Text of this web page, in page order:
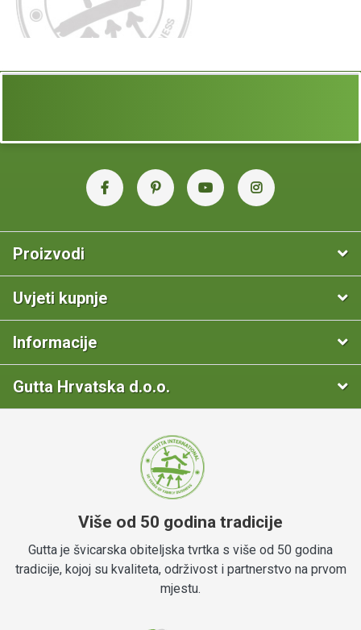
plastenicima (uz BONUS savjete)
Kvaliteta izrade idugotrajnost su glavne točke koje ističu
startu jeftiniji, ali nude pokrov od slabih plastičnih folija ili
izrađenu odčeličnih, vruće pocinčanih profilakoji
osiguravaju čvrstoću,
otpornost na hrđu dug vijek trajanja
Pokrov je od UV otpornihpolikarbonatnih ploča debljine 4 ili
– ploče pružaju povećanu toplinsku izolaciju i
mraza.
U ponudi imamo četiri dimenzije – od manjih hobi plastenika
za vrt u dimenziji od 2×3 m, do većih modela pogodnih za
dok dužine možete izabrati između: 2, 4, 6 i čak 8 metara.
Polikarbonatne ploče propuštaju dovoljno svjetla za rast
idealnim za ekološki uzgoj biljaka uz
sadnje.
Proizvodi
Uvjeti kupnje
Informacije
Gutta Hrvatska d.o.o.
Više od 50 godina tradicije
Gutta je švicarska obiteljska tvrtka s više od 50 godina
tradicije, kojoj su kvaliteta, održivost i partnerstvo na prvom
mjestu.